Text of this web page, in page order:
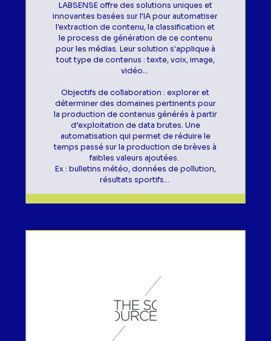
LABSENSE offre des solutions uniques et
innovantes basées sur l'IA pour automatiser
l'extraction de contenu, la classification et
le process de génération de ce contenu
pour les médias. Leur solution s'applique à
tout type de contenus : texte, voix, image,
vidéo...
Objectifs de collaboration : explorer et
déterminer des domaines pertinents pour
la production de contenus générés à partir
d’exploitation de data brutes. Une
automatisation qui permet de réduire le
temps passé sur la production de brèves à
faibles valeurs ajoutées.
Ex : bulletins météo, données de pollution,
résultats sportifs...